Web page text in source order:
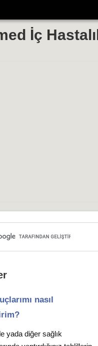
İç
nasıl
yada diğer sağlık